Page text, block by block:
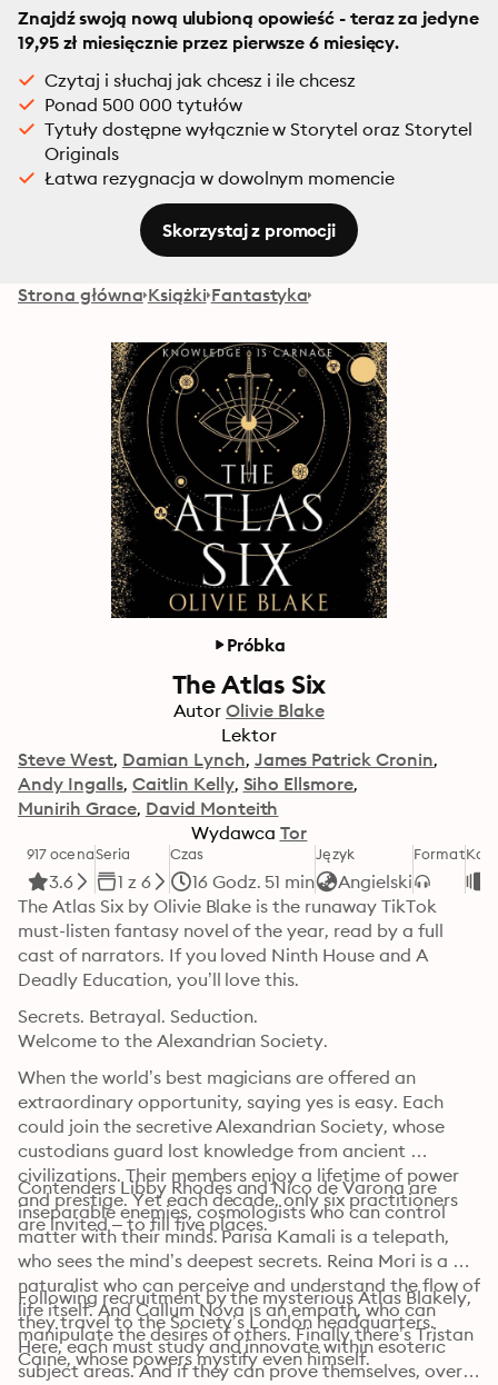
Znajdź swoją nową ulubioną opowieść - teraz za jedyne
19,95 zł miesięcznie przez pierwsze 6 miesięcy.
Czytaj i słuchaj jak chcesz i ile chcesz
Ponad 500 000 tytułów
Tytuły dostępne wyłącznie w Storytel oraz Storytel
Originals
Łatwa rezygnacja w dowolnym momencie
Skorzystaj z promocji
Strona główna Książki Fantastyka
Próbka
The Atlas Six
Autor Olivie Blake
Lektor
Steve West Damian Lynch James Patrick Cronin
Andy Ingalls Caitlin Kelly Siho Ellsmore
Munirih Grace David Monteith
Wydawca Tor
917 ocena
3.6
Seria
1 z 6
Czas
16 Godz. 51 min
Język
Angielski
Format
The Atlas Six by Olivie Blake is the runaway TikTok
must-listen fantasy novel of the year, read by a full
cast of narrators. If you loved Ninth House and A
Secrets. Betrayal. Seduction.
Welcome to the Alexandrian Society.
When the world’s best magicians are offered an
extraordinary opportunity, saying yes is easy. Each
could join the secretive Alexandrian Society, whose
custodians guard lost knowledge from ancient
civilizations. Their members enjoy a lifetime of power
and prestige. Yet each decade, only six practitioners
are invited – to fill five places.
Contenders Libby Rhodes and Nico de Varona are
inseparable enemies, cosmologists who can control
matter with their minds. Parisa Kamali is a telepath,
who sees the mind’s deepest secrets. Reina Mori is a
naturalist who can perceive and understand the flow of
life itself. And Callum Nova is an empath, who can
manipulate the desires of others. Finally there’s Tristan
Caine, whose powers mystify even himself.
Following recruitment by the mysterious Atlas Blakely,
they travel to the Society’s London headquarters.
Here, each must study and innovate within esoteric
subject areas. And if they can prove themselves, over